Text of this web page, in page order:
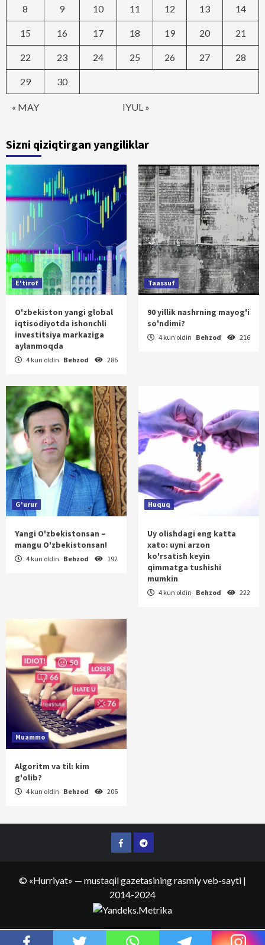
« MAY IYUL »
8 9 10 11 12 13 14
15 16 17 18 19 20 21
22 23 24 25 26 27 28
29 30
Sizni qiziqtirgan yangiliklar
E'tirof
O'zbekiston yangi global
iqtisodiyotda ishonchli
investitsiya markaziga
aylanmoqda
4 kun oldin Behzod 286
Taassuf
90 yillik nashrning mayog'i
so'ndimi?
4 kun oldin Behzod 216
G'urur
Yangi O'zbekistonsan –
mangu O'zbekistonsan!
4 kun oldin Behzod 192
Huquq
Uy olishdagi eng katta
xato: uyni arzon
ko'rsatish keyin
qimmatga tushishi
mumkin
4 kun oldin Behzod 222
Muammo
Algoritm va til: kim
g'olib?
4 kun oldin Behzod 206
FacebookTelegram
© «Hurriyat» — mustaqil gazetasining rasmiy veb-sayti |
2014-2024